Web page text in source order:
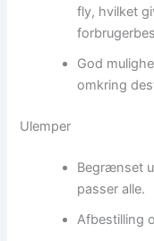
fly, hvilket
God
omkring
Ulemper
Begrænset
passer alle.
Afbestilling